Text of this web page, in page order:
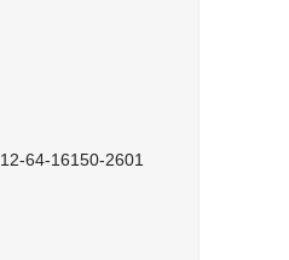
12-64-16150-2601